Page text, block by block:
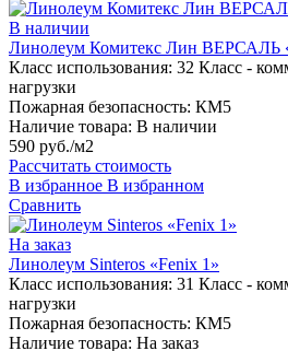
В наличии
Линолеум Комитекс Лин ВЕРСАЛЬ
Класс использования: 32 Класс -
нагрузки
Пожарная безопасность: КМ5
Наличие товара: В наличии
590 руб./м2
Рассчитать стоимость
В избранное В избранном
Сравнить
На заказ
Линолеум Sinteros «Fenix 1»
Класс использования: 31 Класс -
нагрузки
Пожарная безопасность: КМ5
Наличие товара: На заказ